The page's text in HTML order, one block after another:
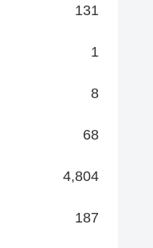
131
1
8
68
4,804
187